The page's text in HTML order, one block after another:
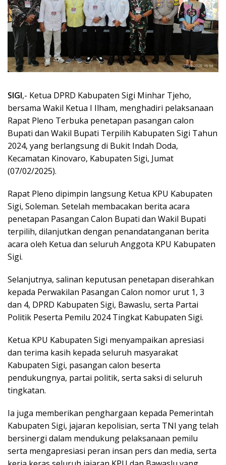
SIGI,- Ketua DPRD Kabupaten Sigi Minhar Tjeho,
bersama Wakil Ketua I Ilham, menghadiri pelaksanaan
Rapat Pleno Terbuka penetapan pasangan calon
Bupati dan Wakil Bupati Terpilih Kabupaten Sigi Tahun
2024, yang berlangsung di Bukit Indah Doda,
Kecamatan Kinovaro, Kabupaten Sigi, Jumat
(07/02/2025).
Rapat Pleno dipimpin langsung Ketua KPU Kabupaten
Sigi, Soleman. Setelah membacakan berita acara
penetapan Pasangan Calon Bupati dan Wakil Bupati
terpilih, dilanjutkan dengan penandatanganan berita
acara oleh Ketua dan seluruh Anggota KPU Kabupaten
Sigi.
Selanjutnya, salinan keputusan penetapan diserahkan
kepada Perwakilan Pasangan Calon nomor urut 1, 3
dan 4, DPRD Kabupaten Sigi, Bawaslu, serta Partai
Politik Peserta Pemilu 2024 Tingkat Kabupaten Sigi.
Ketua KPU Kabupaten Sigi menyampaikan apresiasi
dan terima kasih kepada seluruh masyarakat
Kabupaten Sigi, pasangan calon beserta
pendukungnya, partai politik, serta saksi di seluruh
tingkatan.
Ia juga memberikan penghargaan kepada Pemerintah
Kabupaten Sigi, jajaran kepolisian, serta TNI yang telah
bersinergi dalam mendukung pelaksanaan pemilu
serta mengapresiasi peran insan pers dan media, serta